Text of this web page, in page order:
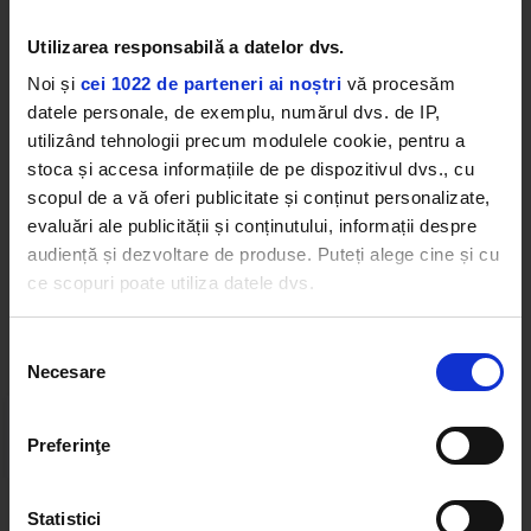
Utilizarea responsabilă a datelor dvs.
Noi și cei 1022 de parteneri ai noștri vă procesăm
datele personale, de exemplu, numărul dvs. de IP,
utilizând tehnologii precum modulele cookie, pentru a
stoca și accesa informațiile de pe dispozitivul dvs., cu
scopul de a vă oferi publicitate și conținut personalizate,
evaluări ale publicității și conținutului, informații despre
audiență și dezvoltare de produse. Puteți alege cine și cu
ce scopuri poate utiliza datele dvs.
Să colectăm informațiile cu privire la locația dvs.
Să vă identificăm dispozitivul scanândul-l în mod
activ după caracteristici specifice (amprentare)
dvs. personale și configurați-vă preferințele la
secțiunea
consimțământului
Necesare
Preferinţe
Statistici
clasamentele Airplay cu single-uri precum „Wave”,
„Million Good Reasons”, „Where You Are”, „Born
Again” și „Bad Memories”.
Web radios